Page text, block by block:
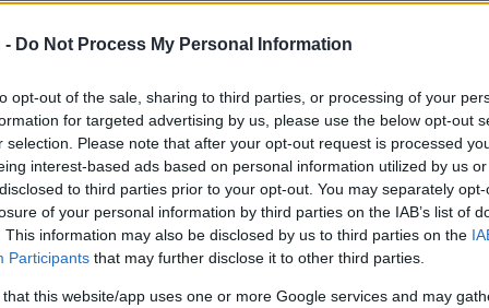
- Do Not Process My Personal Information
opt-out of the sale, sharing to third parties, or processing of your
for targeted advertising by us, please use the below opt-out
selection. Please note that after your opt-out request is processed
interest-based ads based on personal information utilized by us
to third parties prior to your opt-out. You may separately
of your personal information by third parties on the IAB’s list of
This information may also be disclosed by us to third parties on the
Participants that may further disclose it to other third parties.
that this website/app uses one or more Google services and may
zenekarai, korábban az Illés, az LGT és a
azt mondta: azért választották a Szigetet, mert a legelső
ilyen koncert lebonyolítására.Dióssy D. Ákosbillentyűs arról
nélkül pedig nem egészséges hosszú távon koncertezni, sőt
de magunk elé nemrég azt a határidőt tűztük ki, hogy ha
sikerült, három dal nem egy album" - mondtaLovasi András
külön akarnak tevékenykedni a következő időszakban.